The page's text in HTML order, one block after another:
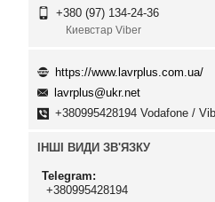
+380 (97) 134-24-36
Киевстар Viber
https://www.lavrplus.com.ua/
lavrplus@ukr.net
+380995428194 Vodafone /
ІНШІ ВИДИ ЗВ'ЯЗКУ
Telegram
+380995428194